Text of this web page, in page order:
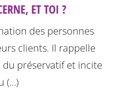
ET TOI ?
des personnes
clients. Il rappelle
préservatif et incite
(…)